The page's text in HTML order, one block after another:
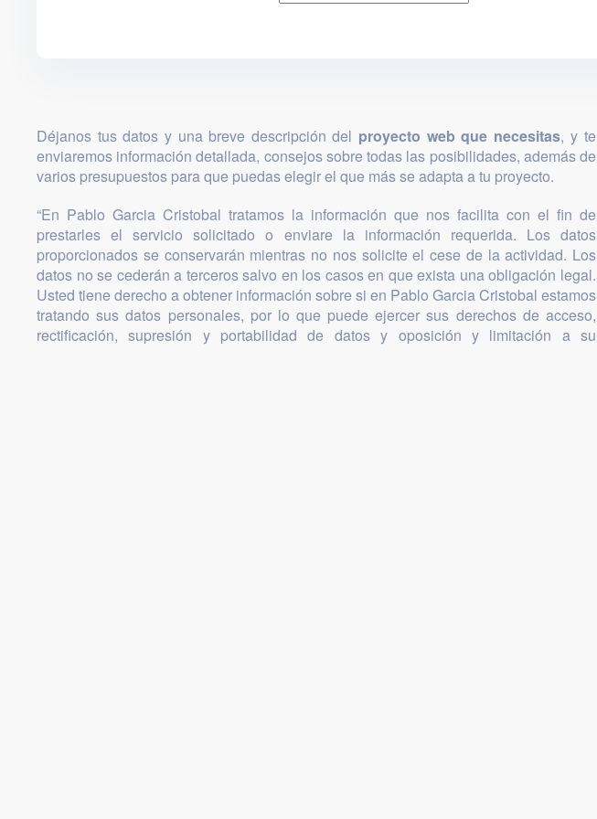
Déjanos tus datos y una breve descripción del proyecto web que necesitas, y te
enviaremos información detallada, consejos sobre todas las posibilidades, además de
varios presupuestos para que puedas elegir el que más se adapta a tu proyecto.
“En Pablo Garcia Cristobal tratamos la información que nos facilita con el fin de
prestarles el servicio solicitado o enviare la información requerida. Los datos
proporcionados se conservarán mientras no nos solicite el cese de la actividad. Los
datos no se cederán a terceros salvo en los casos en que exista una obligación legal.
Usted tiene derecho a obtener información sobre si en Pablo Garcia Cristobal estamos
tratando sus datos personales, por lo que puede ejercer sus derechos de acceso,
rectificación, supresión y portabilidad de datos y oposición y limitación a su